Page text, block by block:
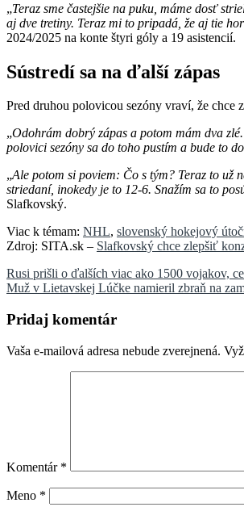
„Teraz sme častejšie na puku, máme dosť
aj dve tretiny. Teraz mi to pripadá, že aj tie
2024/2025 na konte štyri góly a 19 asistencií.
Sústredí sa na ďalší zápas
Pred druhou polovicou sezóny vraví, že
„Odohrám dobrý zápas a potom mám dva
polovici sezóny sa do toho pustím a bude to
„Ale potom si poviem: Čo s tým? Teraz to už
striedaní, inokedy je to 12-6. Snažím sa to
Slafkovský.
Viac k témam: NHL, slovenský hokejový
Zdroj: SITA.sk – Slafkovský chce zlepšiť
Navigácia
v
článku
Rusi prišli o ďalších viac ako 1500 vojakov,
Muž v Lietavskej Lúčke namieril zbraň na
Pridaj komentár
Vaša e-mailová adresa nebude zverejnená.
Komentár *
Meno *